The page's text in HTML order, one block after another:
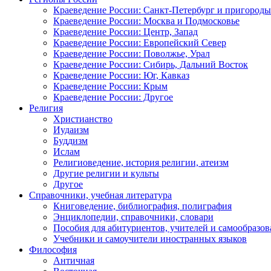
Краеведение России: Санкт-Петербург и пригороды
Краеведение России: Москва и Подмосковье
Краеведение России: Центр, Запад
Краеведение России: Европейский Север
Краеведение России: Поволжье, Урал
Краеведение России: Сибирь, Дальний Восток
Краеведение России: Юг, Кавказ
Краеведение России: Крым
Краеведение России: Другое
Религия
Христианство
Иудаизм
Буддизм
Ислам
Религиоведение, история религии, атеизм
Другие религии и культы
Другое
Справочники, учебная литература
Книговедение, библиография, полиграфия
Энциклопедии, справочники, словари
Пособия для абитуриентов, учителей и
Учебники и самоучители иностранных языков
Философия
Античная